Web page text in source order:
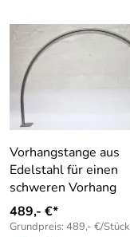
Vorhangstange aus
Edelstahl für einen
schweren Vorhang
489,- €*
Grundpreis: 489,- €/Stück